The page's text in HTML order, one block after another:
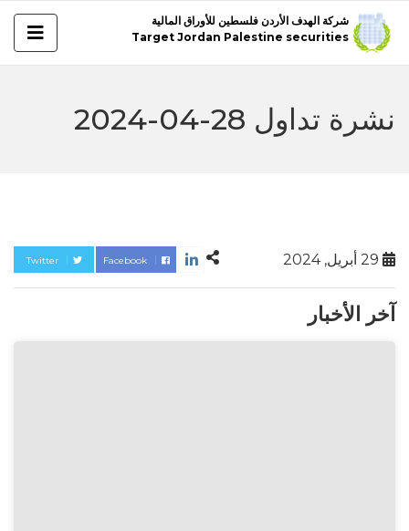
شركة الهدف الأردن فلسطين للأوراق المالية
Target Jordan Palestine securities
نشرة تداول 28-04-2024
Twitter Facebook
آخر الأخبار